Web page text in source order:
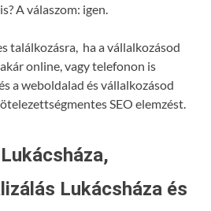
A válaszom: igen.
találkozásra, ha a vállalkozásod
online, vagy telefonon is
a weboldalad és vállalkozásod
SEO elemzést.
Lukácsháza,
Lukácsháza és